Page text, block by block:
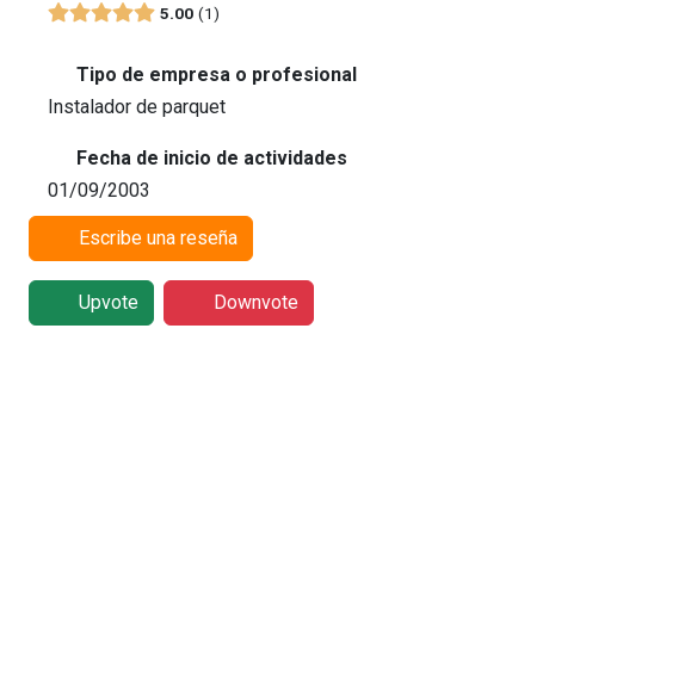
5.00 1
Tipo de empresa o profesional
Instalador de parquet
Fecha de inicio de actividades
01/09/2003
Escribe una reseña
Upvote Downvote